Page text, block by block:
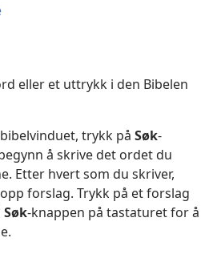
eller et uttrykk i den Bibelen
trykk på Søk-
å skrive det ordet du
Etter hvert som du skriver,
forslag. Trykk på et forslag
Søk-knappen på tastaturet for å